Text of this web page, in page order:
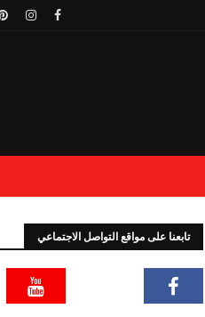
تابعنا على مواقع التواصل الاجتماعي